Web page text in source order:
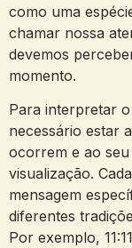
como uma
chamar nossa
devemos
momento.
Para interpretar
necessário estar
ocorrem e ao
visualização.
mensagem
diferentes
Por exemplo,